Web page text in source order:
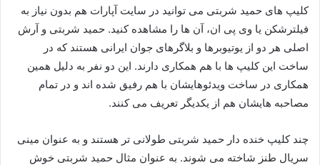
کلیپ های حمید شربتی می توانید در سایت آپارات هم بدون نیاز به
فیلترشکن یا وی پی ان، آن ها را مشاهده کنید. حمید شربتی و آرش
اصلی هر دو از یوتیوبرها و بلاگرهای جوان ایرانی هستند که در
ساخت این کلیپ ها با هم همکاری دارند. این دو نفر به دلیل همین
همکاری در ساخت ویدئوهایشان با هم رفیق شده اند و در تمام
مصاحبه هایشان هم از یکدیگر تعریف می کنند.
چند کلیپ خنده دار حمید شربتی طولانی تر هستند و به عنوان مینی
سریال طنز شاخته می شوند. به عنوان مثال حمید شربتی خوش